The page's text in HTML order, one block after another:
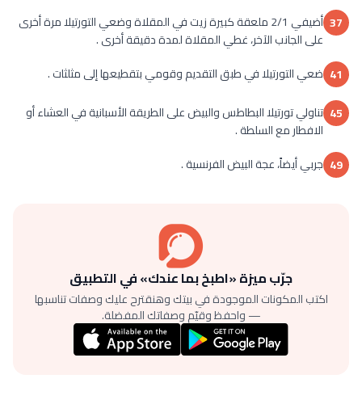
37
أضيفي 2/1 ملعقة كبيرة زيت في المقلاة وضعي التورتيلا مرة أخرى
على الجانب الآخر، غطي المقلاة لمدة دقيقة أخرى .
41 ضعي التورتيلا في طبق التقديم وقومي بتقطيعها إلى مثلثات .
45 تناولي تورتيلا البطاطس والبيض على الطريقة الأسبانية في العشاء أو
الافطار مع السلطة .
49 جربي أيضاً، عجة البيض الفرنسية .
جرّب ميزة «اطبخ بما عندك» في التطبيق
اكتب المكونات الموجودة في بيتك وهنقترح عليك وصفات تناسبها
— واحفظ وقيّم وصفاتك المفضلة.